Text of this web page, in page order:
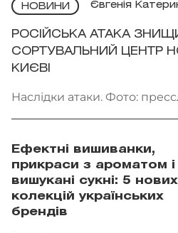
НОВИНИ Євгенія
РОСІЙСЬКА АТАКА
СОРТУВАЛЬНИЙ ЦЕНТР
КИЄВІ
Наслідки атаки. Фото:
Ефектні вишиванки,
прикраси з ароматом і
вишукані сукні: 5 нових
колекцій українських
брендів